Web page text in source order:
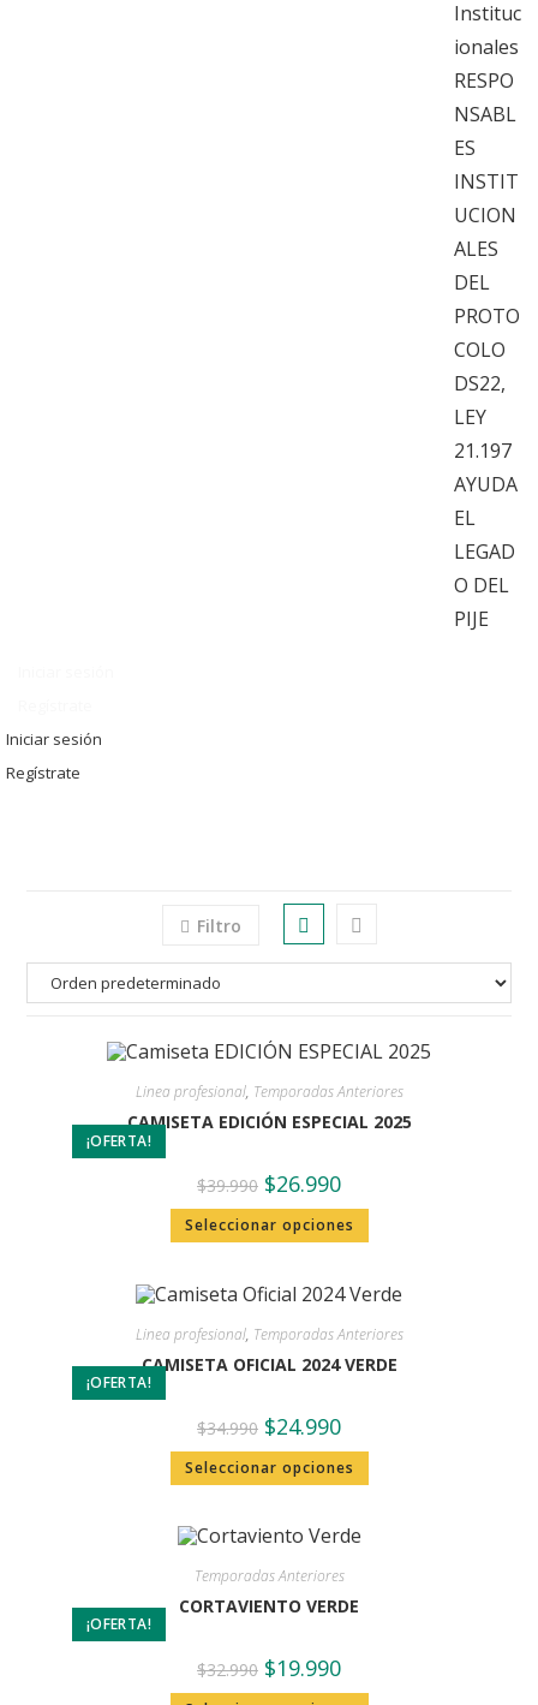
Instituc
ionales
RESPO
NSABL
ES
INSTIT
UCION
ALES
DEL
PROTO
COLO
DS22,
LEY
21.197
AYUDA
EL
LEGAD
O DEL
PIJE
Iniciar sesión
Regístrate
Filtro
¡OFERTA!
Linea profesional, Temporadas Anteriores
CAMISETA EDICIÓN ESPECIAL 2025
$39.990 $26.990
Seleccionar opciones
¡OFERTA!
Linea profesional, Temporadas Anteriores
CAMISETA OFICIAL 2024 VERDE
$34.990 $24.990
Seleccionar opciones
¡OFERTA!
Temporadas Anteriores
CORTAVIENTO VERDE
$32.990 $19.990